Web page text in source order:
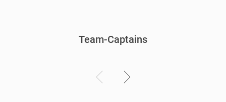
Team-Captains